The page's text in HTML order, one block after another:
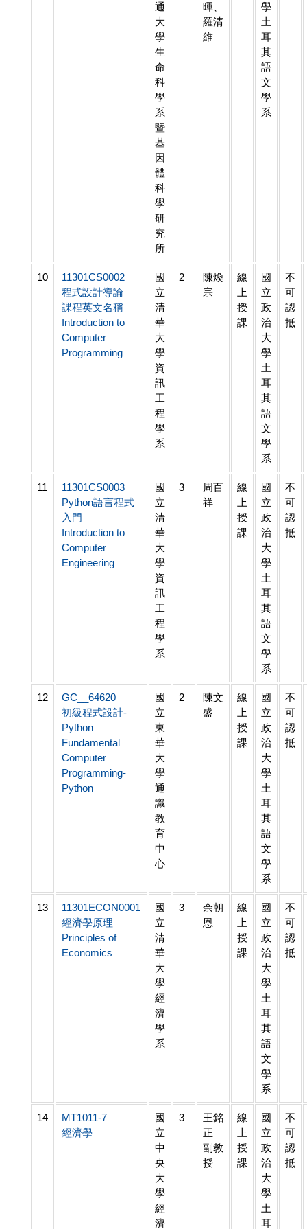
通
大
學
生
命
科
學
系
暨
基
因
體
科
學
研
究
所
暉、
羅清
維
學
土
耳
其
語
文
學
系
10
11301CS0002
程式設計導論
課程英文名稱
Introduction to
Computer
Programming
國
立
清
華
大
學
資
訊
工
程
學
系
2
陳煥
宗
線
上
授
課
國
立
政
治
大
學
土
耳
其
語
文
學
系
不
可
認
抵
11
11301CS0003
Python語言程式
入門
Introduction to
Computer
Engineering
國
立
清
華
大
學
資
訊
工
程
學
系
3
周百
祥
線
上
授
課
國
立
政
治
大
學
土
耳
其
語
文
學
系
不
可
認
抵
12
GC__64620
初級程式設計-
Python
Fundamental
Computer
Programming-
Python
國
立
東
華
大
學
通
識
教
育
中
心
2
陳文
盛
線
上
授
課
國
立
政
治
大
學
土
耳
其
語
文
學
系
不
可
認
抵
13
11301ECON0001
經濟學原理
Principles of
Economics
國
立
清
華
大
學
經
濟
學
系
3
余朝
恩
線
上
授
課
國
立
政
治
大
學
土
耳
其
語
文
學
系
不
可
認
抵
14
MT1011-7
經濟學
國
立
中
央
大
學
經
濟
3
王銘
正
副教
授
線
上
授
課
國
立
政
治
大
學
土
耳
不
可
認
抵